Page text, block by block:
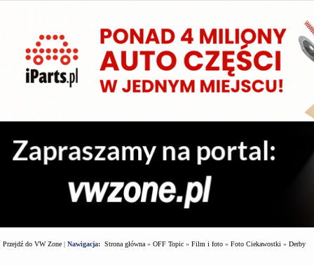
Przejdź do VW Zone | Nawigacja: Strona główna » OFF Topic » Film i foto » Foto Ciekawostki » Derby